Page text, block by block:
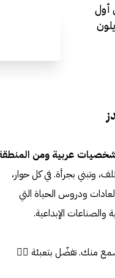
أول
عربية ومن
وتبني بجرأة. في كل حوار،
ودروس الحياة التي
والصناعات الإبداعية.
منك. تفضّل بتعبئة 👈🏼